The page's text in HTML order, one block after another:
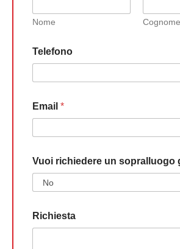
Nome Cognome
Telefono
Email *
Vuoi richiedere un sopralluogo
Richiesta